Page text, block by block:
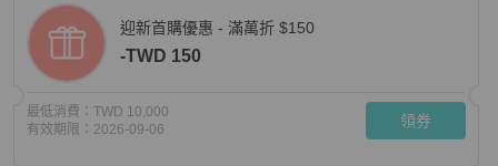
迎新首購優惠 - 滿萬折 $150
-TWD 150
最低消費： TWD 10,000
有效期限： 2026-09-06 領券